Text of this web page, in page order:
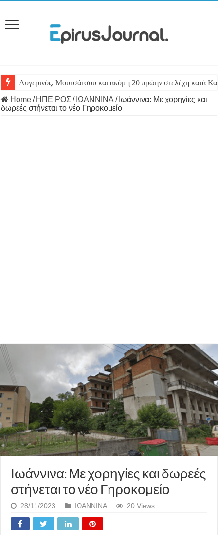
Αυγερινός, Μουτσάτσου και ακόμη 20 πρώην στελέχη κατά
Home/ ΗΠΕΙΡΟΣ / ΙΩΑΝΝΙΝΑ / Ιωάννινα: Με χορηγίες και
δωρεές στήνεται το νέο Γηροκομείο
Ιωάννινα: Με χορηγίες και δωρεές
στήνεται το νέο Γηροκομείο
28/11/2023 ΙΩΑΝΝΙΝΑ 20 Views